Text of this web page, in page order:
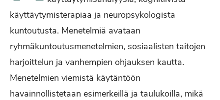
käyttäytymisterapiaa ja neuropsykologista
kuntoutusta. Menetelmiä avataan
ryhmäkuntoutusmenetelmien, sosiaalisten taitojen
harjoittelun ja vanhempien ohjauksen kautta.
Menetelmien viemistä käytäntöön
havainnollistetaan esimerkeillä ja taulukoilla, mikä